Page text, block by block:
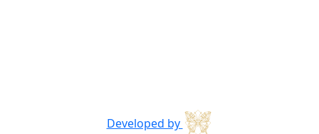
Developed by